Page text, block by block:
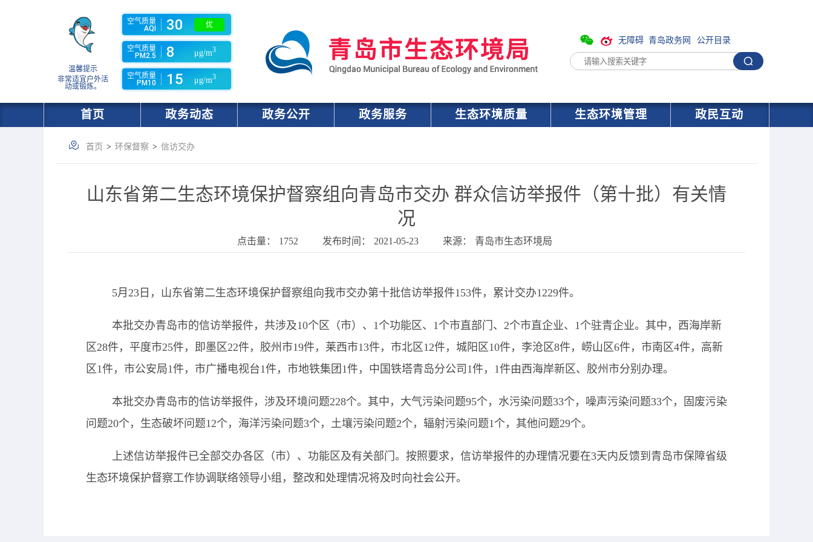
温馨提示
非常适宜户外活
动或锻炼。
空气质量
AQI
30 优
空气质量
PM2.5
8 μg/m3
空气质量
PM10
15 μg/m3
无障碍 青岛政务网 公开目录
首页 政务动态 政务公开 政务服务 生态环境质量 生态环境管理 政民互动
首页 > 环保督察 > 信访交办
山东省第二生态环境保护督察组向青岛市交办 群众信访举报件（第十批）有关情
况
点击量： 1752 发布时间： 2021-05-23 来源： 青岛市生态环境局
5月23日，山东省第二生态环境保护督察组向我市交办第十批信访举报件153件，累计交办1229件。
本批交办青岛市的信访举报件，共涉及10个区（市）、1个功能区、1个市直部门、2个市直企业、 1个驻青企业。其中，西海岸新
区28件，平度市25件，即墨区22件，胶州市19件，莱西市13件，市北区12件，城阳区10件，李沧区8件，崂山区6件，市南区4件，高新
区1件，市公安局1件，市广播电视台1件，市地铁集团1件， 中国铁塔青岛分公司 1件，1件由西海岸新区、胶州市分别办理。
本批交办青岛市的信访举报件，涉及环境问题228个。 其中，大气污染问题95个，水污染问题33个，噪声污染问题33个，固废污染
问题20个，生态破坏问题12个，海洋污染问题3个，土壤污染问题2个，辐射污染问题1个，其他问题29个。
上述信访举报件已全部交办各区（市）、功能区及有关部门。按照要求，信访举报件的办理情况要在3天内反馈到青岛市保障省级
生态环境保护督察工作协调联络领导小组 ，整改和处理情况将及时向社会公开。